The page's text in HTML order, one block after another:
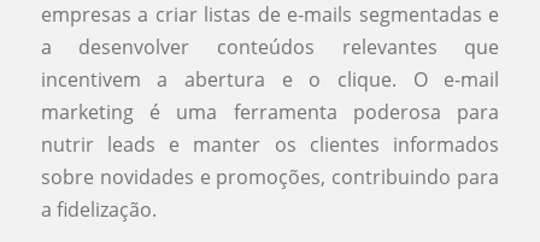
empresas a criar listas de e-mails segmentadas e
a desenvolver conteúdos relevantes que
incentivem a abertura e o clique. O e-mail
marketing é uma ferramenta poderosa para
nutrir leads e manter os clientes informados
sobre novidades e promoções, contribuindo para
a fidelização.